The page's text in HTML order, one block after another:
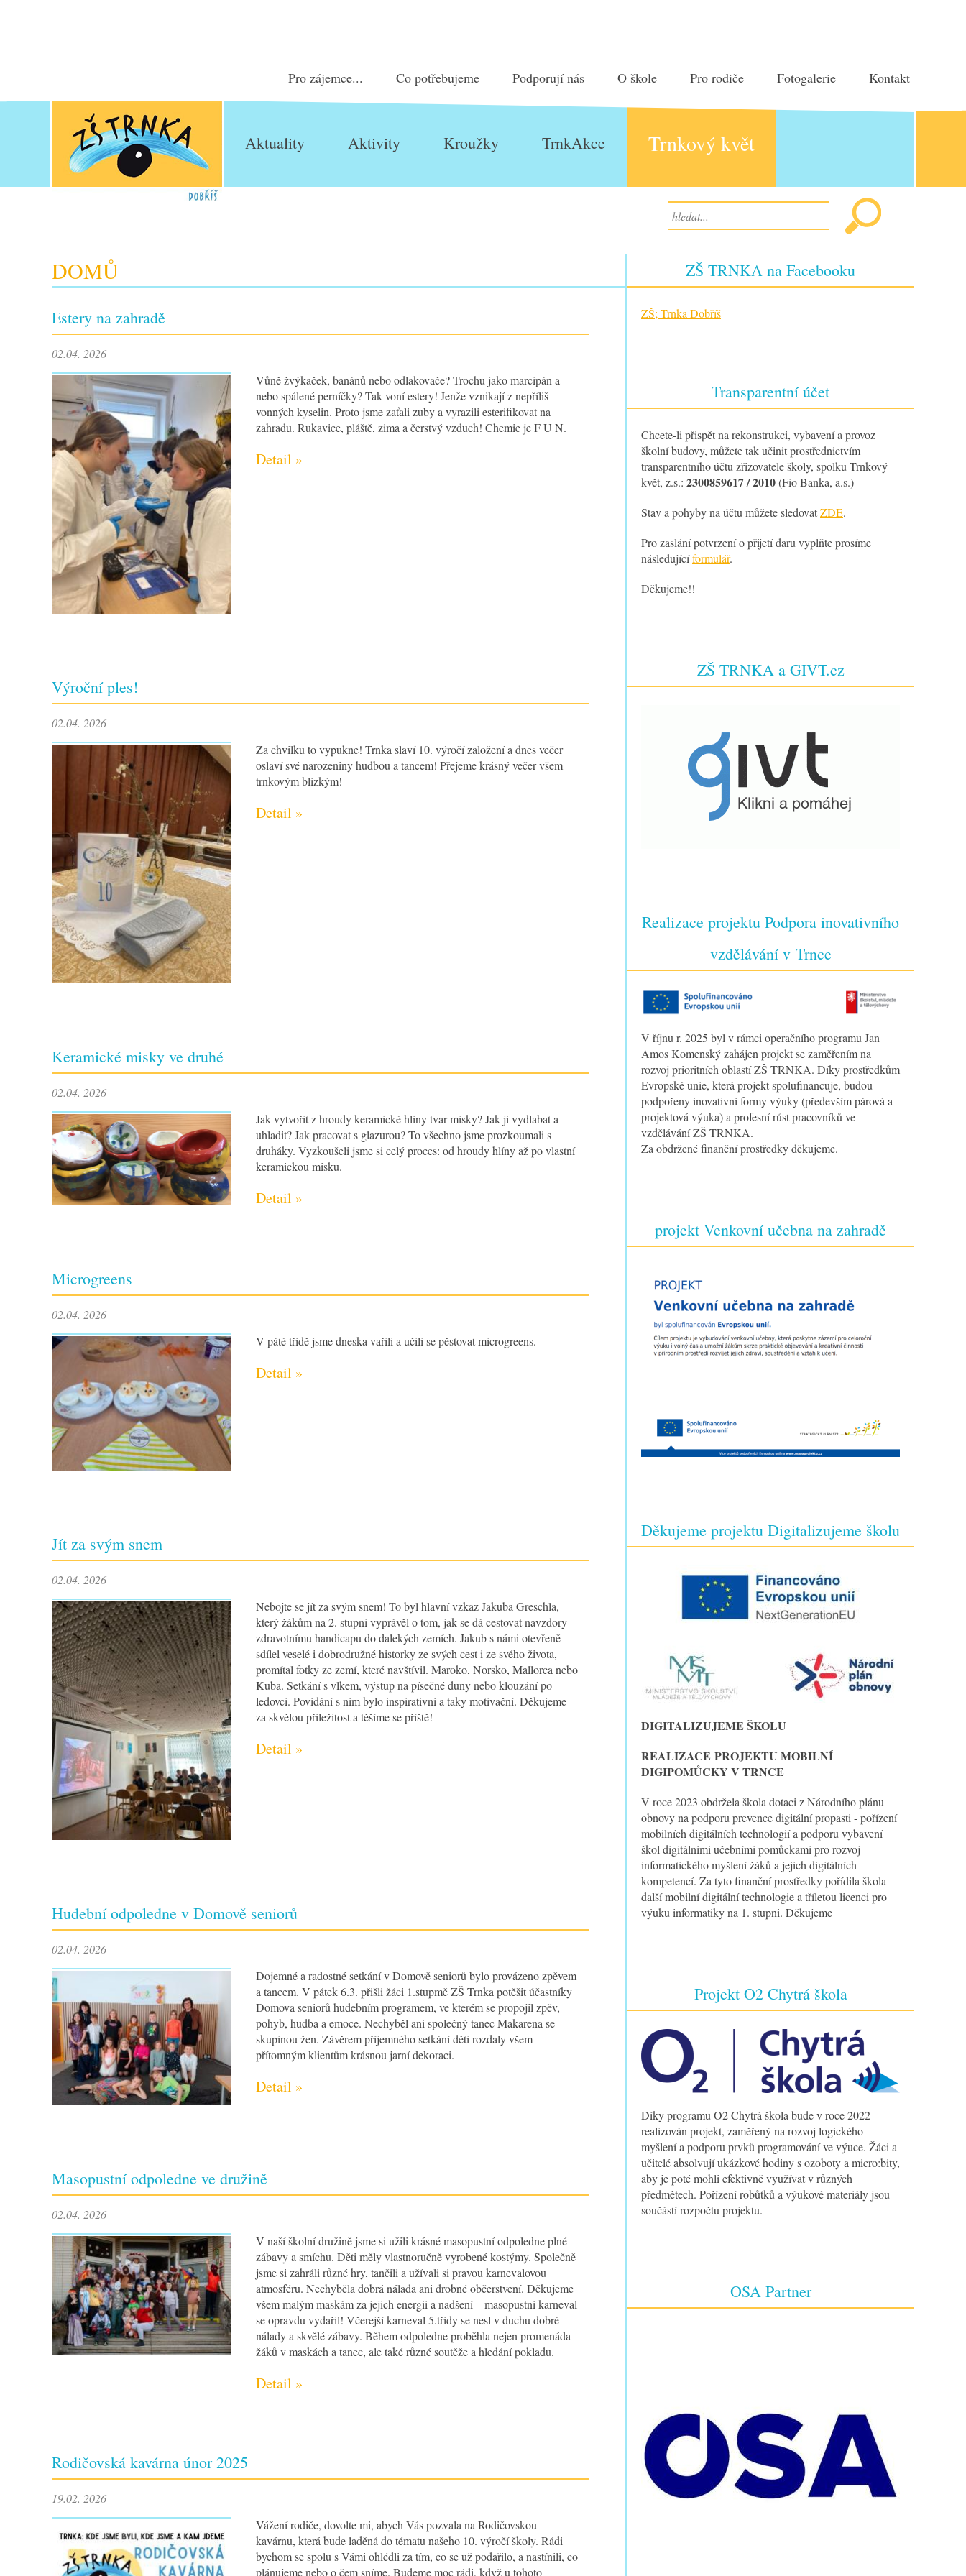
Pro zájemce... Co potřebujeme Podporují nás O škole Pro rodiče Fotogalerie Kontakt
ZŠ Trnka Dobříš
Aktuality Aktivity Kroužky TrnkAkce Trnkový květ
DOMŮ
Estery na zahradě
02.04. 2026
Vůně žvýkaček, banánů nebo odlakovače? Trochu jako marcipán a
nebo spálené perníčky? Tak voní estery! Jenže vznikají z nepříliš
vonných kyselin. Proto jsme zaťali zuby a vyrazili esterifikovat na
zahradu. Rukavice, pláště, zima a čerstvý vzduch! Chemie je F U N.
Detail »
Výroční ples!
02.04. 2026
Za chvilku to vypukne! Trnka slaví 10. výročí založení a dnes večer
oslaví své narozeniny hudbou a tancem! Přejeme krásný večer všem
trnkovým blízkým!
Detail »
Keramické misky ve druhé
02.04. 2026
Jak vytvořit z hroudy keramické hlíny tvar misky? Jak ji vydlabat a
uhladit? Jak pracovat s glazurou? To všechno jsme prozkoumali s
druháky. Vyzkoušeli jsme si celý proces: od hroudy hlíny až po vlastní
keramickou misku.
Detail »
Microgreens
02.04. 2026
V páté třídě jsme dneska vařili a učili se pěstovat microgreens.
Detail »
Jít za svým snem
02.04. 2026
Nebojte se jít za svým snem! To byl hlavní vzkaz Jakuba Greschla,
který žákům na 2. stupni vyprávěl o tom, jak se dá cestovat navzdory
zdravotnímu handicapu do dalekých zemích. Jakub s námi otevřeně
sdílel veselé i dobrodružné historky ze svých cest i ze svého života,
promítal fotky ze zemí, které navštívil. Maroko, Norsko, Mallorca nebo
Kuba. Setkání s vlkem, výstup na písečné duny nebo klouzání po
ledovci. Povídání s ním bylo inspirativní a taky motivační. Děkujeme
za skvělou příležitost a těšíme se příště!
Detail »
Hudební odpoledne v Domově seniorů
02.04. 2026
Dojemné a radostné setkání v Domově seniorů bylo provázeno zpěvem
a tancem. V pátek 6.3. přišli žáci 1.stupmě ZŠ Trnka potěšit účastníky
Domova seniorů hudebním programem, ve kterém se propojil zpěv,
pohyb, hudba a emoce. Nechyběl ani společný tanec Makarena se
skupinou žen. Závěrem příjemného setkání děti rozdaly všem
přítomným klientům krásnou jarní dekoraci.
Detail »
Masopustní odpoledne ve družině
02.04. 2026
V naší školní družině jsme si užili krásné masopustní odpoledne plné
zábavy a smíchu. Děti měly vlastnoručně vyrobené kostýmy. Společně
jsme si zahráli různé hry, tančili a užívali si pravou karnevalovou
atmosféru. Nechyběla dobrá nálada ani drobné občerstvení. Děkujeme
všem malým maskám za jejich energii a nadšení – masopustní karneval
se opravdu vydařil! Včerejší karneval 5.třídy se nesl v duchu dobré
nálady a skvělé zábavy. Během odpoledne proběhla nejen promenáda
žáků v maskách a tanec, ale také různé soutěže a hledání pokladu.
Detail »
Rodičovská kavárna únor 2025
19.02. 2026
Vážení rodiče, dovolte mi, abych Vás pozvala na Rodičovskou
kavárnu, která bude laděná do tématu našeho 10. výročí školy. Rádi
bychom se spolu s Vámi ohlédli za tím, co se už podařilo, a nastínili, co
plánujeme nebo o čem sníme. Budeme moc rádi, když u tohoto
ZŠ TRNKA na Facebooku
ZŠ; Trnka Dobříš
Transparentní účet
Chcete-li přispět na rekonstrukci, vybavení a provoz
školní budovy, můžete tak učinit prostřednictvím
transparentního účtu zřizovatele školy, spolku Trnkový
květ, z.s.: 2300859617 / 2010(Fio Banka, a.s.)
Stav a pohyby na účtu můžete sledovatZDE.
Pro zaslání potvrzení o přijetí daru vyplňte prosíme
následujícíformulář.
Děkujeme!!
ZŠ TRNKA a GIVT.cz
Realizace projektu Podpora inovativního
vzdělávání v Trnce
V říjnu r. 2025 byl v rámci operačního programu Jan
Amos Komenský zahájen projekt se zaměřením na
rozvoj prioritních oblastí ZŠ TRNKA. Díky prostředkům
Evropské unie, která projekt spolufinancuje, budou
podpořeny inovativní formy výuky (především párová a
projektová výuka) a profesní růst pracovníků ve
vzdělávání ZŠ TRNKA.
Za obdržené finanční prostředky děkujeme.
projekt Venkovní učebna na zahradě
Děkujeme projektu Digitalizujeme školu
DIGITALIZUJEME ŠKOLU
REALIZACE PROJEKTU MOBILNÍ
DIGIPOMŮCKY V TRNCE
V roce 2023 obdržela škola dotaci z Národního plánu
obnovy na podporu prevence digitální propasti - pořízení
mobilních digitálních technologií a podporu vybavení
škol digitálními učebními pomůckami pro rozvoj
informatického myšlení žáků a jejich digitálních
kompetencí. Za tyto finanční prostředky pořídila škola
další mobilní digitální technologie a tříletou licenci pro
výuku informatiky na 1. stupni. Děkujeme
Projekt O2 Chytrá škola
Díky programu O2 Chytrá škola bude v roce 2022
realizován projekt, zaměřený na rozvoj logického
myšlení a podporu prvků programování ve výuce. Žáci a
učitelé absolvují ukázkové hodiny s ozoboty a micro:bity,
aby je poté mohli efektivně využívat v různých
předmětech. Pořízení robůtků a výukové materiály jsou
součástí rozpočtu projektu.
OSA Partner